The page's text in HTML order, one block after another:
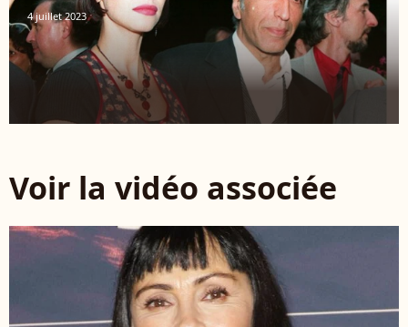
4 juillet 2023
Voir la vidéo associée